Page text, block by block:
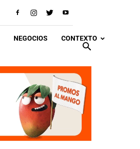
NEGOCIOS CONTEXTO